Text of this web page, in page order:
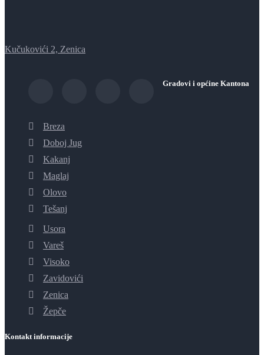
Kučukovići 2, Zenica
Gradovi i općine Kantona
Breza
Doboj Jug
Kakanj
Maglaj
Olovo
Tešanj
Usora
Vareš
Visoko
Zavidovići
Zenica
Žepče
Kontakt informacije